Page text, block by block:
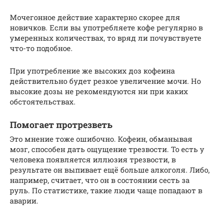
Мочегонное действие характерно скорее для
новичков. Если вы употребляете кофе регулярно в
умеренных количествах, то вряд ли почувствуете
что-то подобное.
При употребление же высоких доз кофеина
действительно будет резкое увеличение мочи. Но
высокие дозы не рекомендуются ни при каких
обстоятельствах.
Помогает протрезветь
Это мнение тоже ошибочно. Кофеин, обманывая
мозг, способен дать ощущение трезвости. То есть у
человека появляется иллюзия трезвости, в
результате он выпивает ещё больше алкоголя. Либо,
например, считает, что он в состоянии сесть за
руль. По статистике, такие люди чаще попадают в
аварии.